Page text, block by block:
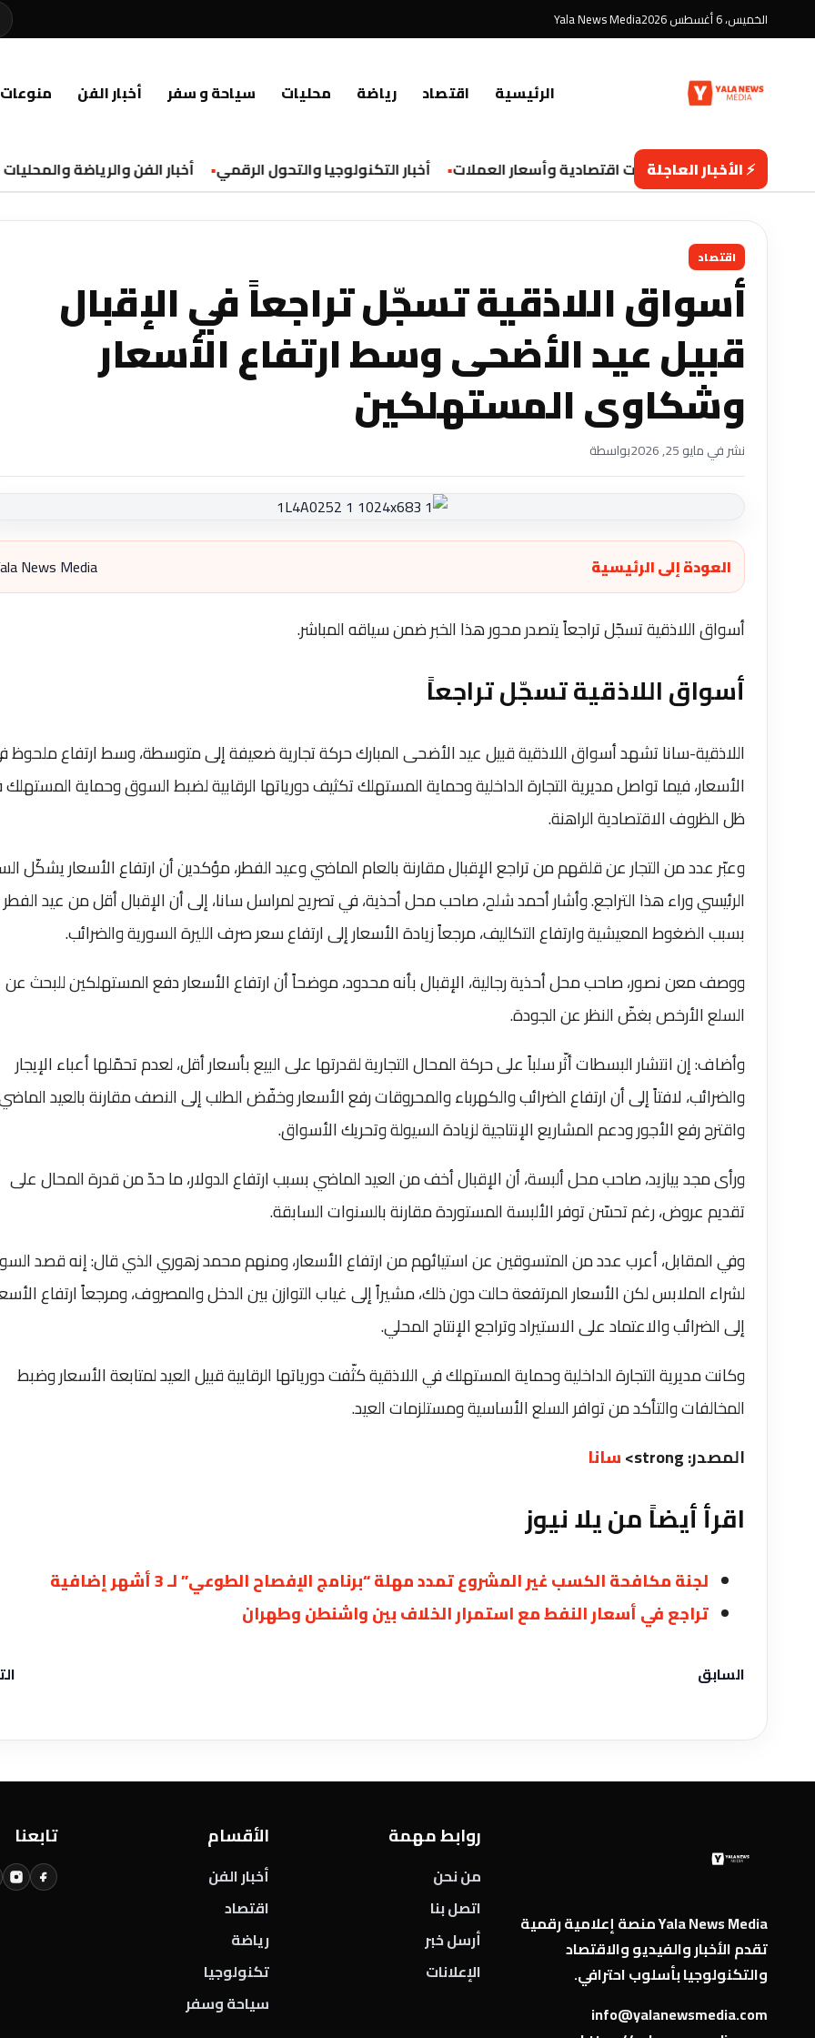
الخميس، 6 أغسطس 2026 Yala News Media
الرئيسية اقتصاد رياضة محليات سياحة و سفر أخبار الفن منوعات
⚡ الأخبار العاجلةتحديثات اقتصادية وأسعار العملات أخبار التكنولوجيا والتحول الرقمي أخبار الفن والرياضة والمحليات
اقتصاد
أسواق اللاذقية تسجّل تراجعاً في الإقبال
قبيل عيد الأضحى وسط ارتفاع الأسعار
وشكاوى المستهلكين
نشر في مايو 25, 2026 بواسطة
العودة إلى الرئيسية News Media
أسواق اللاذقية تسجّل تراجعاً يتصدر محور هذا الخبر ضمن سياقه المباشر.
أسواق اللاذقية تسجّل تراجعاً
اللاذقية-سانا تشهد أسواق اللاذقية قبيل عيد الأضحى المبارك حركة تجارية ضعيفة إلى متوسطة، وسط ارتفاع ملحوظ
الأسعار، فيما تواصل مديرية التجارة الداخلية وحماية المستهلك تكثيف دورياتها الرقابية لضبط السوق وحماية
ظل الظروف الاقتصادية الراهنة.
وعبّر عدد من التجار عن قلقهم من تراجع الإقبال مقارنة بالعام الماضي وعيد الفطر، مؤكدين أن ارتفاع الأسعار يشكّل
الرئيسي وراء هذا التراجع. وأشار أحمد شلح، صاحب محل أحذية، في تصريح لمراسل سانا، إلى أن الإقبال أقل من عيد الفطر
بسبب الضغوط المعيشية وارتفاع التكاليف، مرجعاً زيادة الأسعار إلى ارتفاع سعر صرف الليرة السورية والضرائب.
ووصف معن نصور، صاحب محل أحذية رجالية، الإقبال بأنه محدود، موضحاً أن ارتفاع الأسعار دفع المستهلكين للبحث عن
السلع الأرخص بغضّ النظر عن الجودة.
وأضاف: إن انتشار البسطات أثّر سلباً على حركة المحال التجارية لقدرتها على البيع بأسعار أقل، لعدم تحمّلها أعباء الإيجار
والضرائب، لافتاً إلى أن ارتفاع الضرائب والكهرباء والمحروقات رفع الأسعار وخفّض الطلب إلى النصف مقارنة بالعيد
واقترح رفع الأجور ودعم المشاريع الإنتاجية لزيادة السيولة وتحريك الأسواق.
ورأى مجد بيازيد، صاحب محل ألبسة، أن الإقبال أخف من العيد الماضي بسبب ارتفاع الدولار، ما حدّ من قدرة المحال على
تقديم عروض، رغم تحسّن توفر الألبسة المستوردة مقارنة بالسنوات السابقة.
وفي المقابل، أعرب عدد من المتسوقين عن استيائهم من ارتفاع الأسعار، ومنهم محمد زهوري الذي قال: إنه قصد
لشراء الملابس لكن الأسعار المرتفعة حالت دون ذلك، مشيراً إلى غياب التوازن بين الدخل والمصروف، ومرجعاً ارتفاع
إلى الضرائب والاعتماد على الاستيراد وتراجع الإنتاج المحلي.
وكانت مديرية التجارة الداخلية وحماية المستهلك في اللاذقية كثّفت دورياتها الرقابية قبيل العيد لمتابعة الأسعار وضبط
المخالفات والتأكد من توافر السلع الأساسية ومستلزمات العيد.
المصدر: strong>
سانا
اقرأ أيضاً من يلا نيوز
لجنة مكافحة الكسب غير المشروع تمدد مهلة “برنامج الإفصاح الطوعي” لـ 3 أشهر إضافية
تراجع في أسعار النفط مع استمرار الخلاف بين واشنطن وطهران
السابق
Yala News Media منصة إعلامية رقمية
تقدم الأخبار والفيديو والاقتصاد
والتكنولوجيا بأسلوب احترافي.
info@yalanewsmedia.com
روابط مهمة
من نحن
اتصل بنا
أرسل خبر
الإعلانات
الأقسام
أخبار الفن
اقتصاد
رياضة
تكنولوجيا
سياحة وسفر
تابعنا